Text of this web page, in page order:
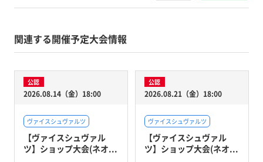
関連する開催予定大会情報
公認
2026.08.14（金）18:00
ヴァイスシュヴァルツ
【ヴァイスシュヴァル
ツ】ショップ大会(ネオ...
公認
2026.08.21（金）18:00
ヴァイスシュヴァルツ
【ヴァイスシュヴァル
ツ】ショップ大会(ネオ...